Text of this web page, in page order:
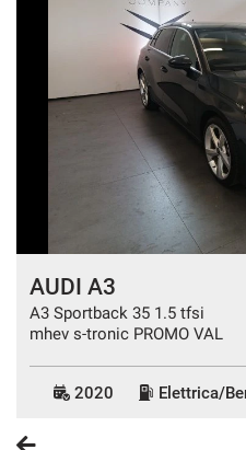
AUDI A3
A3 Sportback 35 1.5 tfsi
mhev s-tronic PROMO VAL
2020 Elettrica/